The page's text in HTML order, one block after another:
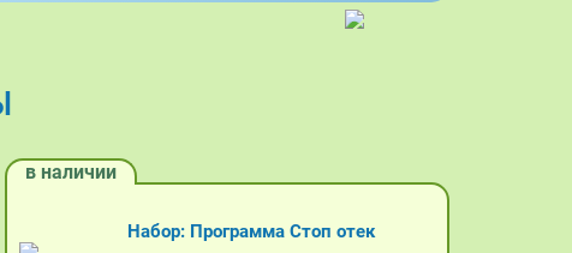
в наличии
Набор: Программа Стоп отек